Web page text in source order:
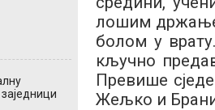
лошим
болом у
кључно
Превише
Жељко и